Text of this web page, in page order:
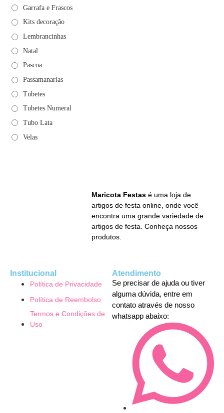
Garrafa e Frascos
Kits decoração
Lembrancinhas
Natal
Pascoa
Passamanarias
Tubetes
Tubetes Numeral
Tubo Lata
Velas
Maricota Festas é uma loja de
artigos de festa online, onde você
encontra uma grande variedade de
artigos de festa. Conheça nossos
produtos.
Institucional
Política de Privacidade
Política de Reembolso
Termos e Condições de
Uso
Atendimento
Se precisar de ajuda ou tiver
alguma dúvida, entre em
contato através de nosso
whatsapp abaixo: